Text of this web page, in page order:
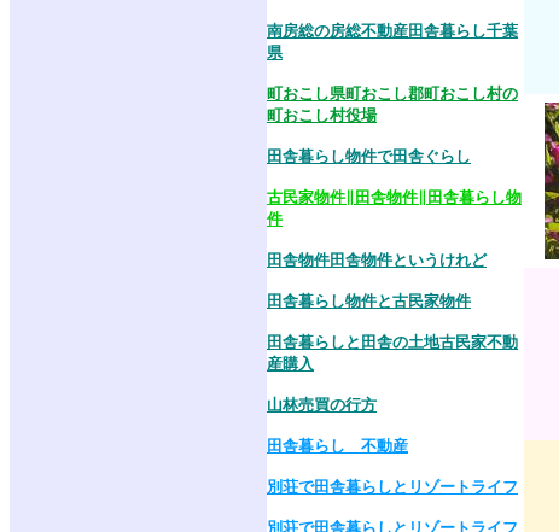
南房総の房総不動産田舎暮らし千葉
県
町おこし県町おこし郡町おこし村の
町おこし村役場
田舎暮らし物件で田舎ぐらし
古民家物件∥田舎物件∥田舎暮らし物
件
田舎物件田舎物件というけれど
田舎暮らし物件と古民家物件
田舎暮らしと田舎の土地古民家不動
産購入
山林売買の行方
田舎暮らし 不動産
別荘で田舎暮らしとリゾートライフ
別荘で田舎暮らしとリゾートライフ